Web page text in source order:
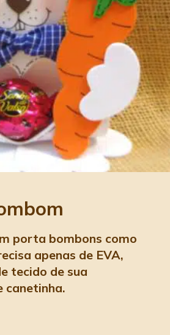
porta bombons como
apenas de EVA,
tecido de sua
canetinha.